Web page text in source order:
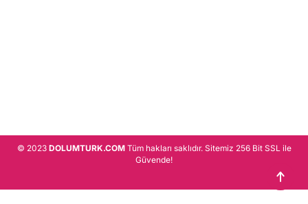
© 2023 DOLUMTURK.COMTüm hakları saklıdır. Sitemiz 256 Bit SSL ile
Güvende!